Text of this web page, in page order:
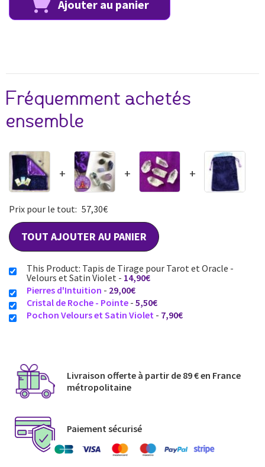
Ajouter au panier
Fréquemment achetés
ensemble
+ + +
Prix pour le tout: 57,30€
TOUT AJOUTER AU PANIER
This Product: Tapis de Tirage pour Tarot et Oracle -
Velours et Satin Violet - 14,90€
Pierres d'Intuition - 29,00€
Cristal de Roche - Pointe - 5,50€
Pochon Velours et Satin Violet - 7,90€
Livraison offerte à partir de 89 € en France
métropolitaine​
Paiement sécurisé